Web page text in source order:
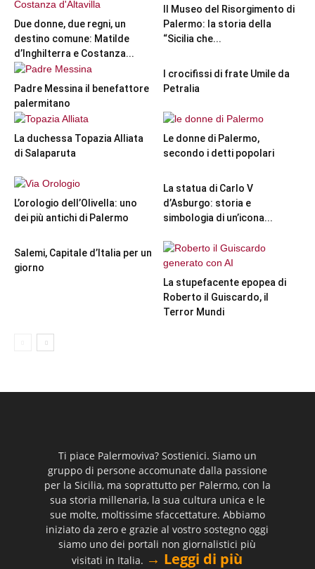
Due donne, due regni, un
destino comune: Matilde
d’Inghilterra e Costanza...
Il Museo del Risorgimento di
Palermo: la storia della
“Sicilia che...
Padre Messina il benefattore
palermitano
I crocifissi di frate Umile da
Petralia
La duchessa Topazia Alliata
di Salaparuta
Le donne di Palermo,
secondo i detti popolari
L’orologio dell’Olivella: uno
dei più antichi di Palermo
La statua di Carlo V
d’Asburgo: storia e
simbologia di un’icona...
Salemi, Capitale d’Italia per un
giorno
La stupefacente epopea di
Roberto il Guiscardo, il
Terror Mundi
Ti piace Palermoviva? Sostienici. Siamo un
gruppo di persone accomunate dalla passione
per la Sicilia, ma soprattutto per Palermo, con la
sua storia millenaria, la sua cultura unica e le
sue molte, moltissime sfaccettature. Abbiamo
iniziato da zero e grazie al vostro sostegno oggi
siamo uno dei portali non giornalistici più
visitati in Italia. → Leggi di più